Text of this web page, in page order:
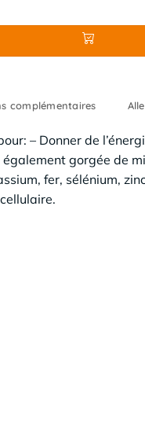
complémentaires
– Donner de
gorgée de
fer, sélénium,